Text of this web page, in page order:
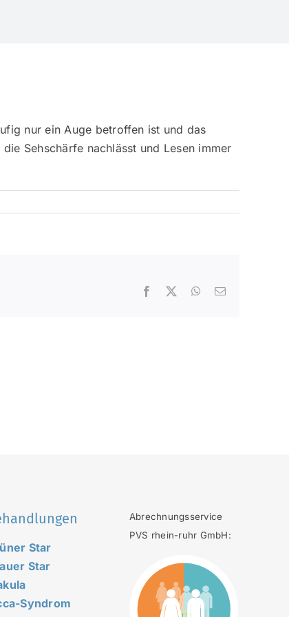
nur ein Auge betroffen ist und das
Sehschärfe nachlässt und Lesen immer
Facebook WhatsApp
E-
Star
Star
Syndrom
Abrechnungsservice
PVS rhein-ruhr GmbH: